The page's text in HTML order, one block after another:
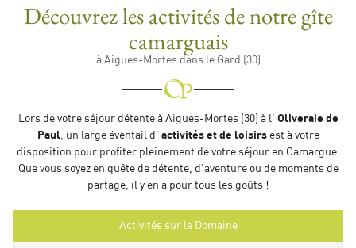
Découvrez les activités de notre gîte
camarguais
à Aigues-Mortes dans le Gard (30)
Lors de votre séjour détente à Aigues-Mortes (30) à l’ Oliveraie de
Paul, un large éventail d' activités et de loisirsest à votre
disposition pour profiter pleinement de votre séjour en Camargue.
Que vous soyez en quête de détente, d’aventure ou de moments de
partage, il y en a pour tous les goûts !
Activités sur le Domaine